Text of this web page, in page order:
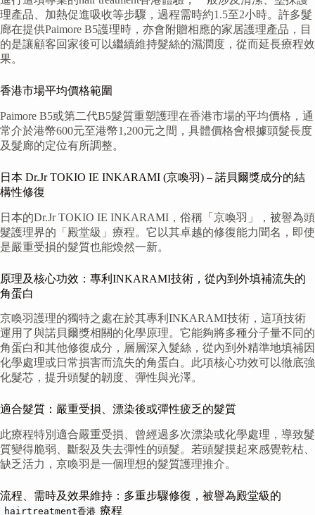
理產品、加熱促進吸收等步驟，過程需時約1.5至2小時。許多髮
廊在提供Paimore B5護理時，亦會附贈相應的家居護理產品，目
的是讓顧客回家後可以繼續維持髮絲的濕潤度，從而延長療程效
果。
香港市場平均價格範圍
Paimore B5或第二代B5髮質重塑護理在香港市場的平均價格，通
常介於港幣600元至港幣1,200元之間，具體價格會根據頭髮長度
及髮廊的定位有所調整。
日本 Dr.Jr TOKIO IE INKARAMI (京喚羽) – 諾貝爾獎成分的結
構性修復
日本的Dr.Jr TOKIO IE INKARAMI，俗稱「京喚羽」，被譽為頭
髮護理界的「殿堂級」療程。它以其卓越的修復能力聞名，即使
是嚴重受損的髮質也能煥然一新。
原理及核心功效：專利INKARAMI技術，從內到外填補流失的
角蛋白
京喚羽護理的獨特之處在於其專利INKARAMI技術，這項技術
運用了與諾貝爾獎相關的化學原理。它能夠將多種分子量不同的
角蛋白和其他修復成分，層層深入髮絲，從內到外精準地填補因
化學處理或日常損害而流失的角蛋白。此項核心功效可以徹底強
化髮芯，提升頭髮的韌度、彈性與光澤。
適合髮質：嚴重受損、漂染後或彈性疲乏的髮質
此療程特別適合嚴重受損、曾經過多次漂染或化學處理，導致髮
質變得脆弱、斷裂及失去彈性的頭髮。若頭髮摸起來感覺乾枯、
缺乏活力，京喚羽是一個理想的髮質護理推介。
流程、需時及效果維持：多重步驟修復，被譽為殿堂級的
hairtreatment香港 療程